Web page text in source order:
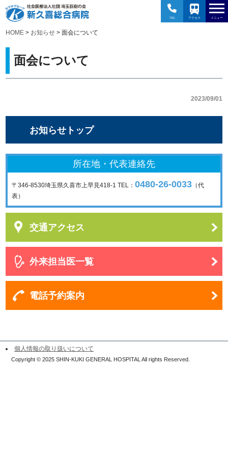
TEL アクセス メニュー
HOME > お知らせ > 面会について
面会について
2023/09/01
お知らせトップ
交通アクセス
外来担当医一覧
電話予約案内
所在地・代表連絡先
〒346-8530埼玉県久喜市上早見418-1 TEL：0480-26-0033 （代
表）
個人情報の取り扱いについて
Copyright © 2025 SHIN-KUKI GENERAL HOSPITAL All rights Reserved.